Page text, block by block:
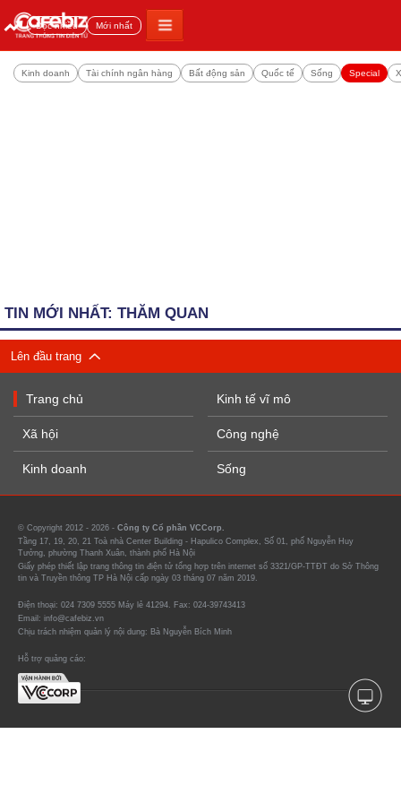
Đọc nhiều Mới nhất
Kinh doanh Tài chính ngân hàng Bất động sản Quốc tế Sống Special
TIN MỚI NHẤT: THĂM QUAN
Lên đầu trang
Trang chủ
Xã hội
Kinh doanh
Kinh tế vĩ mô
Công nghệ
Sống
© Copyright 2012 - 2026 - Công ty Cổ phần VCCorp.
Tầng 17, 19, 20, 21 Toà nhà Center Building - Hapulico Complex, Số 01, phố Nguyễn Huy
Tưởng, phường Thanh Xuân, thành phố Hà Nội
Giấy phép thiết lập trang thông tin điện tử tổng hợp trên internet số 3321/GP-TTĐT do Sở Thông
tin và Truyền thông TP Hà Nội cấp ngày 03 tháng 07 năm 2019.
Điện thoại: 024 7309 5555 Máy lẻ 41294. Fax: 024-39743413
Email: info@cafebiz.vn
Chịu trách nhiệm quản lý nội dung: Bà Nguyễn Bích Minh
Hỗ trợ quảng cáo: